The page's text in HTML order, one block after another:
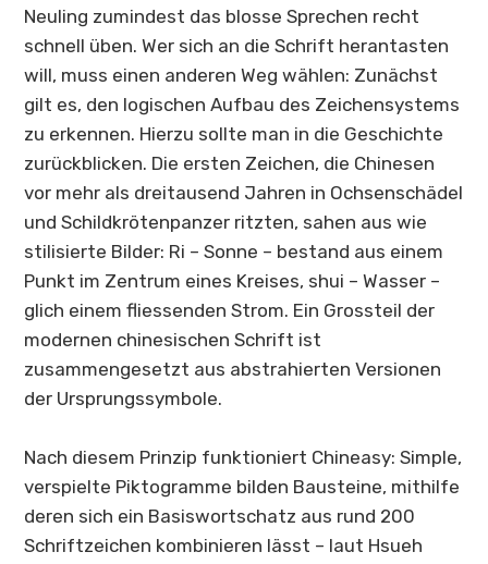
Neuling zumindest das blosse Sprechen recht
schnell üben. Wer sich an die Schrift herantasten
will, muss einen anderen Weg wählen: Zunächst
gilt es, den logischen Aufbau des Zeichensystems
zu erkennen. Hierzu sollte man in die Geschichte
zurückblicken. Die ersten Zeichen, die Chinesen
vor mehr als dreitausend Jahren in Ochsenschädel
und Schildkrötenpanzer ritzten, sahen aus wie
stilisierte Bilder: Ri – Sonne – bestand aus einem
Punkt im Zentrum eines Kreises, shui – Wasser –
glich einem fliessenden Strom. Ein Grossteil der
modernen chinesischen Schrift ist
zusammengesetzt aus abstrahierten Versionen
der Ursprungssymbole.
Nach diesem Prinzip funktioniert Chineasy: Simple,
verspielte Piktogramme bilden Bausteine, mithilfe
deren sich ein Basiswortschatz aus rund 200
Schriftzeichen kombinieren lässt – laut Hsueh